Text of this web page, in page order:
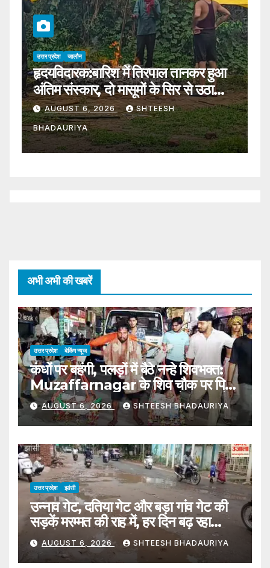
उत्तर प्रदेश जालौन
हृदयविदारक:बारिश में तिरपाल तानकर हुआ
अंतिम संस्कार, दो मासूमों के सिर से उठा
पिता का साया – Funeral Held
Under A Makeshift
Tarpaulin Amidst Rain; Two
Young Children Lose Their
AUGUST 6, 2026 SHTEESH
BHADAURIYA
अभी अभी की खबरें
उत्तर प्रदेश बेकिंग न्यूज
कंधों पर बहंगी, पलड़ों में बैठे नन्हे शिवभक्त:
Muzaffarnagar के शिव चौक पर पिता
की अनोखी कांवड़ बनी आस्था और संस्कारों
की मिसाल
AUGUST 6, 2026 SHTEESH BHADAURIYA
उत्तर प्रदेश झांसी
उन्नाव गेट, दतिया गेट और बड़ा गांव गेट की
सड़कें मरम्मत की राह में, हर दिन बढ़ रहा
हादसों का खतरा
AUGUST 6, 2026 SHTEESH BHADAURIYA